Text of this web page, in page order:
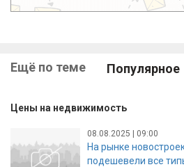
Ещё по теме Популярное
Цены на недвижимость
08.08.2025 | 09:00
На рынке
подешевели все